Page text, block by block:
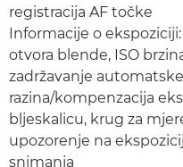
registracija AF točke
Informacije o
otvora blende, ISO
zadržavanje
razina/kompenzacija
bljeskalicu, krug za
upozorenje na
snimanja